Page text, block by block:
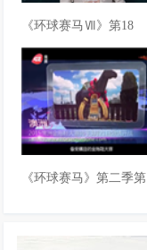
《环球赛马Ⅶ》第18
《环球赛马》第二季第